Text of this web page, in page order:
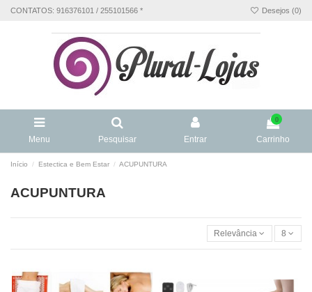
CONTATOS: 916376101 / 255101566 * Desejos (0)
Menu Pesquisar Entrar
0
Carrinho
Início Estectica e Bem Estar ACUPUNTURA
ACUPUNTURA
Relevância 8